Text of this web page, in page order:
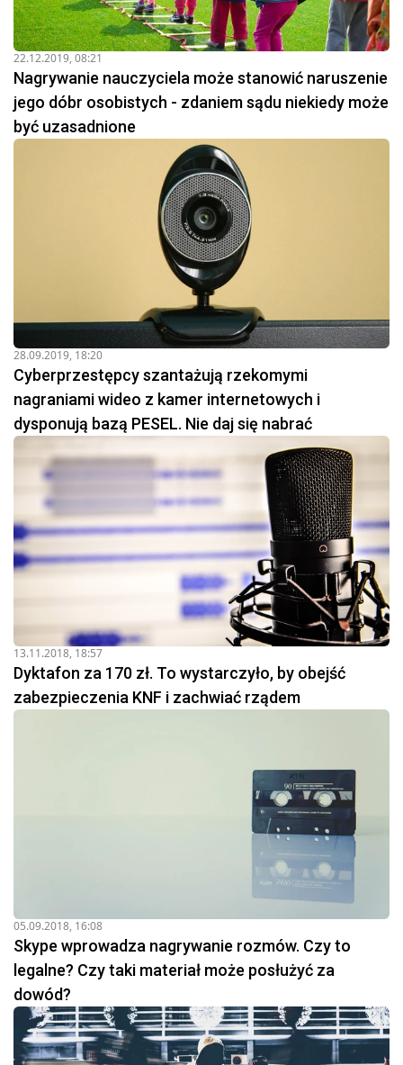
22.12.2019, 08:21
Nagrywanie nauczyciela może stanowić naruszenie
jego dóbr osobistych - zdaniem sądu niekiedy może
być uzasadnione
28.09.2019, 18:20
Cyberprzestępcy szantażują rzekomymi
nagraniami wideo z kamer internetowych i
dysponują bazą PESEL. Nie daj się nabrać
13.11.2018, 18:57
Dyktafon za 170 zł. To wystarczyło, by obejść
zabezpieczenia KNF i zachwiać rządem
05.09.2018, 16:08
Skype wprowadza nagrywanie rozmów. Czy to
legalne? Czy taki materiał może posłużyć za
dowód?